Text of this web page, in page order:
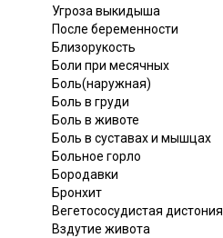
Угроза выкидыша
После беременности
Близорукость
Боли при месячных
Боль(наружная)
Боль в груди
Боль в животе
Боль в суставах и мышцах
Больное горло
Бородавки
Бронхит
Вегетососудистая дистония
Вздутие живота